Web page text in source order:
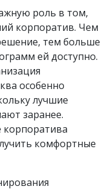
роль в том,
корпоратив. Чем
тем больше
ей доступно.
особенно
лучшие
заранее.
комфортные